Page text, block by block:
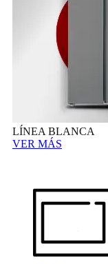
LÍNEA BLANCA
VER MÁS